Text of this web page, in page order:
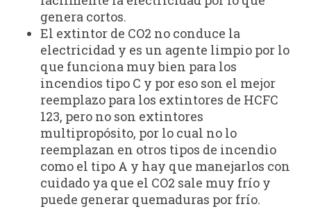
genera cortos.
El extintor de CO2 no conduce la
electricidad y es un agente limpio por lo
que funciona muy bien para los
incendios tipo C y por eso son el mejor
reemplazo para los extintores de HCFC
123, pero no son extintores
multipropósito, por lo cual no lo
reemplazan en otros tipos de incendio
como el tipo A y hay que manejarlos con
cuidado ya que el CO2 sale muy frío y
puede generar quemaduras por frío.